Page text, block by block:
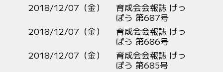
2018/12/07（金）
育成会会報誌 げっ
ぽう 第687号
2018/12/07（金）
育成会会報誌 げっ
ぽう 第686号
2018/12/07（金）
育成会会報誌 げっ
ぽう 第685号